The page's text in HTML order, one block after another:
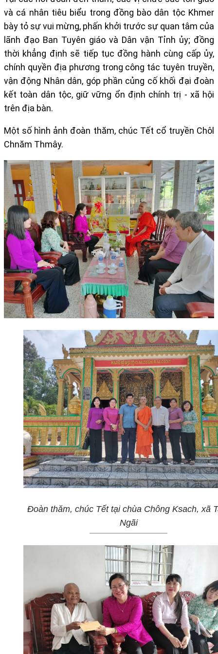
và cá nhân tiêu biểu trong đồng bào dân tộc Khmer
bày tỏ sự vui mừng, phấn khởi trước sự quan tâm của
lãnh đạo Ban Tuyên giáo và Dân vận Tỉnh ủy; đồng
thời khẳng định sẽ tiếp tục đồng hành cùng cấp ủy,
chính quyền địa phương trong công tác tuyên truyền,
vận động Nhân dân, góp phần củng cố khối đại đoàn
kết toàn dân tộc, giữ vững ổn định chính trị - xã hội
trên địa bàn.
Một số hình ảnh đoàn thăm, chúc Tết cổ truyền Chôl
Chnăm Thmây.
Đoàn thăm, chúc Tết tại chùa Chông Ksach, xã
Ngãi